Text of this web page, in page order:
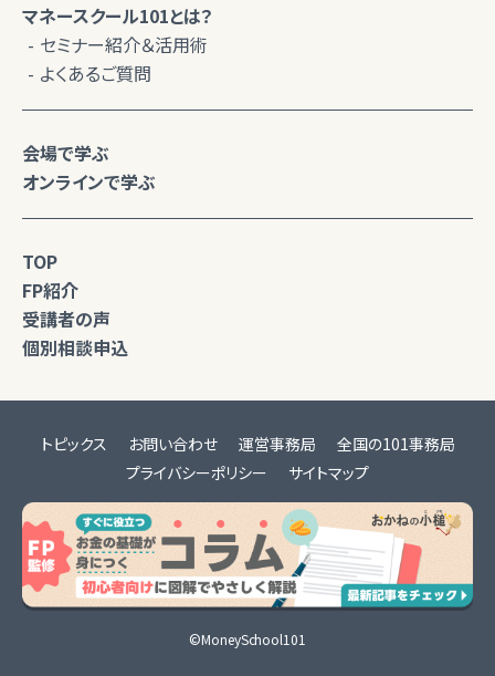
マネースクール101とは？
セミナー紹介＆活用術
よくあるご質問
会場で学ぶ
オンラインで学ぶ
TOP
FP紹介
受講者の声
個別相談申込
トピックス お問い合わせ 運営事務局
全国の101事務局
プライバシーポリシー
サイトマップ
©MoneySchool101